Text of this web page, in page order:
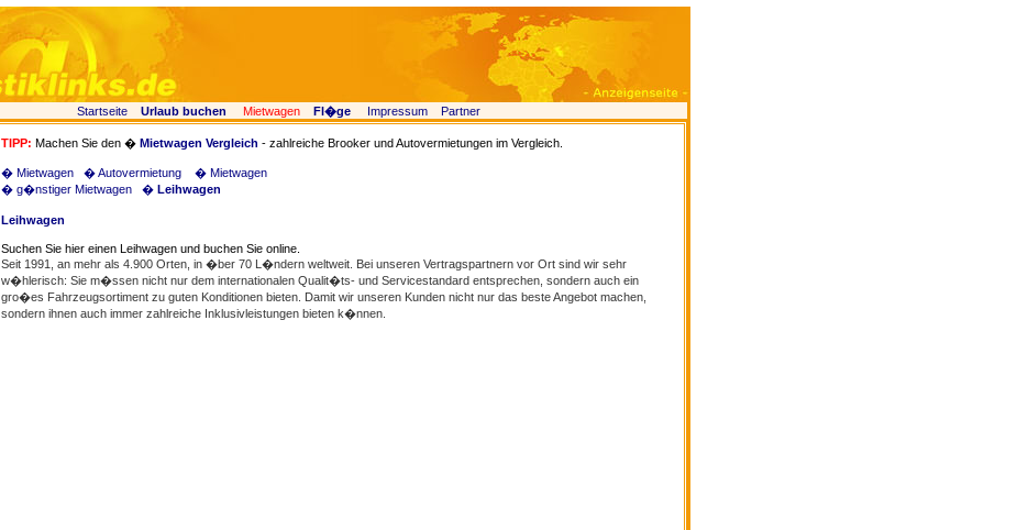
Startseite Urlaub buchen Mietwagen Fl�ge Impressum Partner
TIPP: Machen Sie den � Mietwagen Vergleich - zahlreiche Brooker und Autovermietungen im Vergleich.
� Mietwagen � Autovermietung
� Mietwagen
� g�nstiger Mietwagen
� Leihwagen
Leihwagen
Suchen Sie hier einen Leihwagen und buchen Sie online.
Seit 1991, an mehr als 4.900 Orten, in �ber 70 L�ndern weltweit. Bei unseren Vertragspartnern vor Ort sind wir sehr
w�hlerisch: Sie m�ssen nicht nur dem internationalen Qualit�ts- und Servicestandard entsprechen, sondern auch ein
gro�es Fahrzeugsortiment zu guten Konditionen bieten. Damit wir unseren Kunden nicht nur das beste Angebot machen,
sondern ihnen auch immer zahlreiche Inklusivleistungen bieten k�nnen.